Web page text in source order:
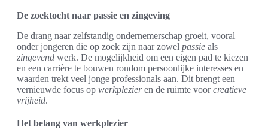
De zoektocht naar passie en zingeving
De drang naar zelfstandig ondernemerschap groeit, vooral
onder jongeren die op zoek zijn naar zowel passie als
zingevend werk. De mogelijkheid om een eigen pad te kiezen
en een carrière te bouwen rondom persoonlijke interesses en
waarden trekt veel jonge professionals aan. Dit brengt een
vernieuwde focus op werkplezieren de ruimte voorcreatieve
vrijheid.
Het belang van werkplezier